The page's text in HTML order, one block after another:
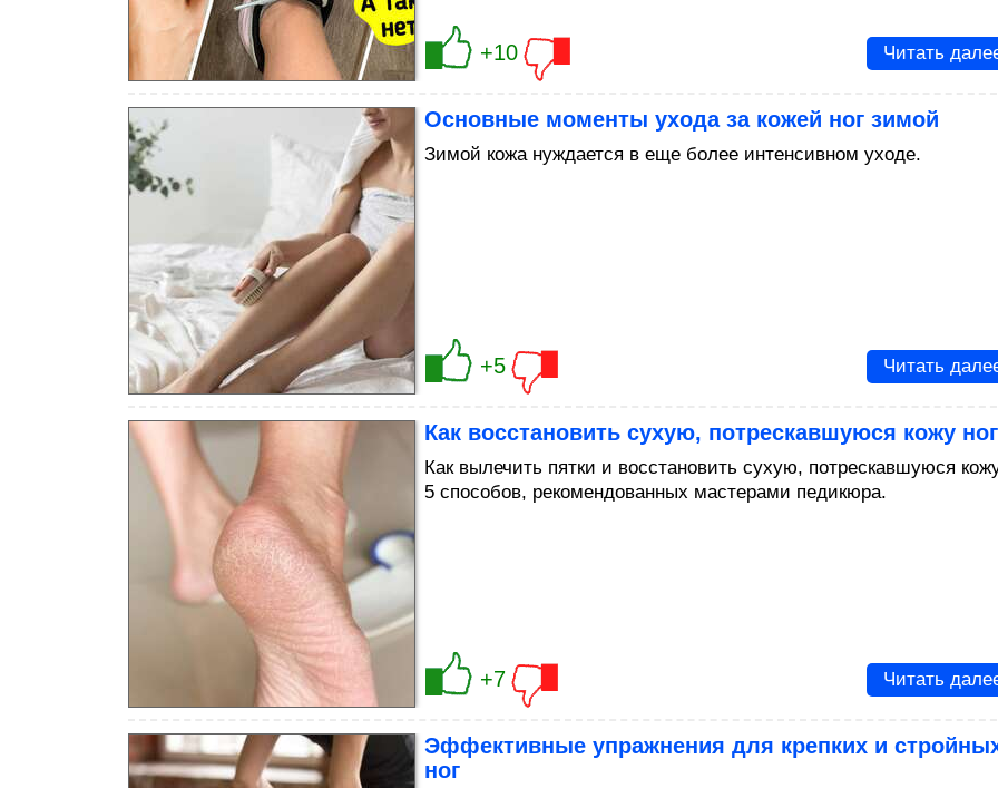
+10 Читать
Основные моменты ухода за кожей ног зимой
Зимой кожа нуждается в еще более интенсивном уходе.
+5 Читать
Как восстановить сухую, потрескавшуюся кожу ног
Как вылечить пятки и восстановить сухую, потрескавшуюся
5 способов, рекомендованных мастерами педикюра.
+7 Читать
Эффективные упражнения для крепких и
ног